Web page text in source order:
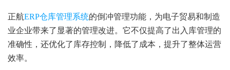
正航ERP仓库管理系统的倒冲管理功能，为电子贸易和制造
业企业带来了显著的管理改进。它不仅提高了出入库管理的
准确性，还优化了库存控制，降低了成本，提升了整体运营
效率。